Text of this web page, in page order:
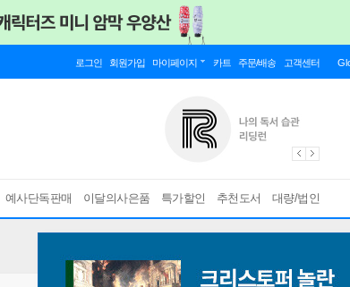
로그인 회원가입 마이페이지 카트 주문/배송 고객센터
예사단독판매 이달의사은품 특가할인 추천도서 대량/법인